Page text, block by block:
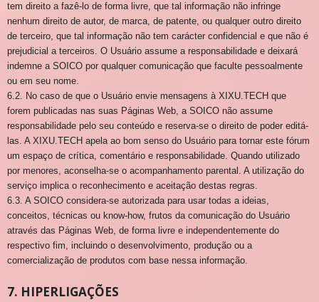
tem direito a fazê-lo de forma livre, que tal informação não infringe
nenhum direito de autor, de marca, de patente, ou qualquer outro direito
de terceiro, que tal informação não tem carácter confidencial e que não é
prejudicial a terceiros. O Usuário assume a responsabilidade e deixará
indemne a SOICO por qualquer comunicação que faculte pessoalmente
ou em seu nome.
6.2. No caso de que o Usuário envie mensagens à XIXU.TECH que
forem publicadas nas suas Páginas Web, a SOICO não assume
responsabilidade pelo seu conteúdo e reserva-se o direito de poder editá-
las. A XIXU.TECH apela ao bom senso do Usuário para tornar este fórum
um espaço de crítica, comentário e responsabilidade. Quando utilizado
por menores, aconselha-se o acompanhamento parental. A utilização do
serviço implica o reconhecimento e aceitação destas regras.
6.3. A SOICO considera-se autorizada para usar todas a ideias,
conceitos, técnicas ou know-how, frutos da comunicação do Usuário
através das Páginas Web, de forma livre e independentemente do
respectivo fim, incluindo o desenvolvimento, produção ou a
comercialização de produtos com base nessa informação.
7. HIPERLIGAÇÕES